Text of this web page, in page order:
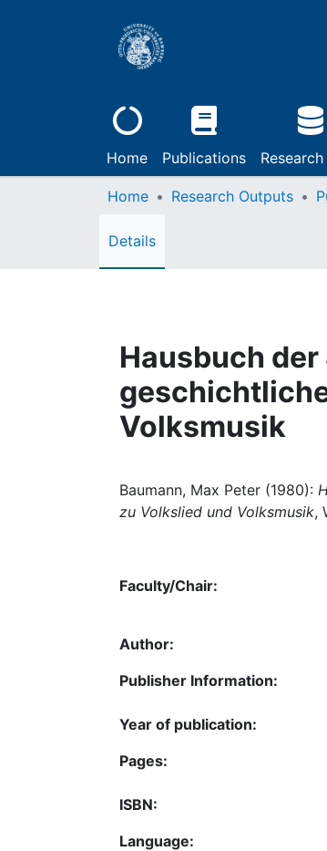
Home Publications
Home Research Outputs
Details
Hausbuch
Volksmusik
Baumann, Max Peter (1980):
zu Volkslied und Volksmusik,
Faculty/Chair:
Author:
Publisher Information:
Year of publication:
Pages:
ISBN:
Language: